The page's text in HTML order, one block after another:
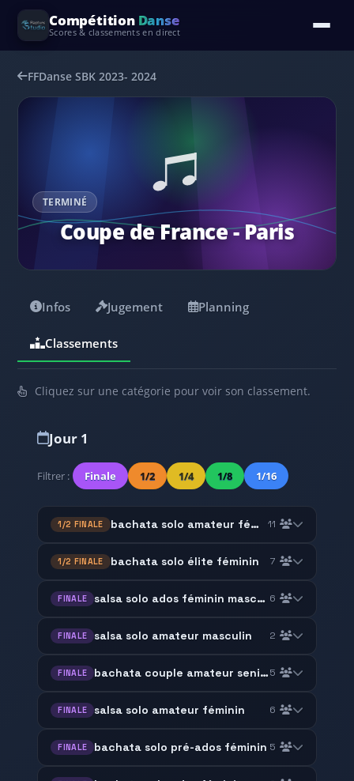
Compétition Danse
Scores & classements en direct
FFDanse SBK 2023- 2024
TERMINÉ
Coupe de France - Paris
Infos Jugement Planning
Classements
Cliquez sur une catégorie pour voir son classement.
Jour 1
Filtrer : Finale 1/2 1/4 1/8 1/16
1/2 FINALE bachata solo amateur féminin 11
1/2 FINALE bachata solo élite féminin 7
FINALE salsa solo ados féminin masculin 6
FINALE salsa solo amateur masculin 2
FINALE bachata couple amateur senior5
FINALE salsa solo amateur féminin 6
FINALE bachata solo pré-ados féminin 5